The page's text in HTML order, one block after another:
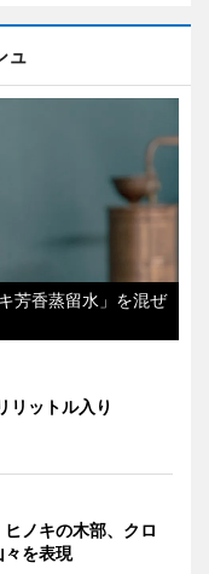
ュ
芳香蒸留水」を混ぜ
リットル入り
ヒノキの木部、クロ
々を表現